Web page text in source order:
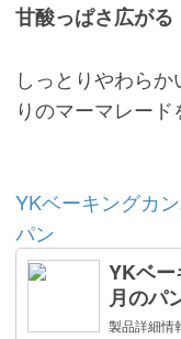
甘酸っぱさ広がる
しっとりやわら
りのマーマレー
YKベーキングカ
パン